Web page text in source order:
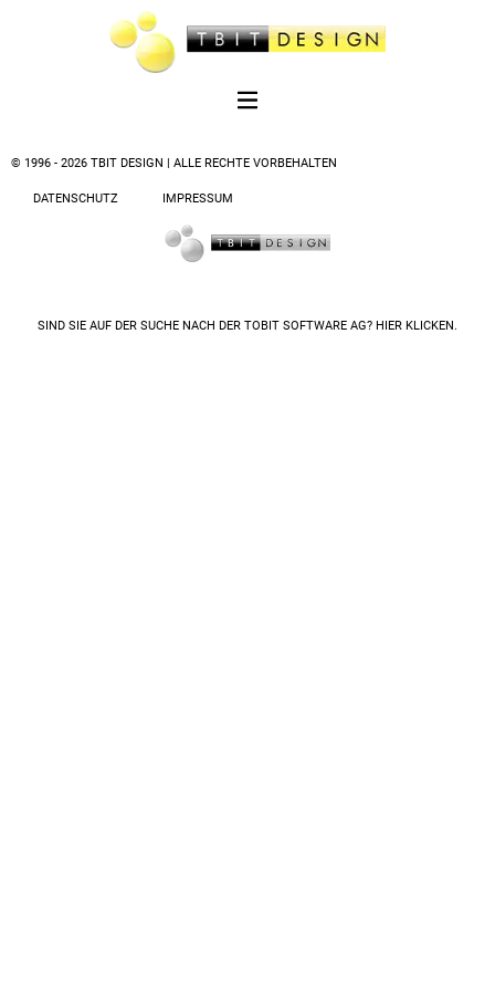
© 1996 - 2026 TBIT DESIGN | ALLE RECHTE VORBEHALTEN
DATENSCHUTZ IMPRESSUM
SIND SIE AUF DER SUCHE NACH DER TOBIT SOFTWARE AG? HIER KLICKEN.